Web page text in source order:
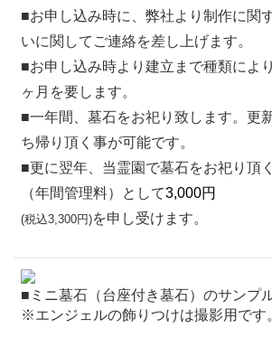
■お申し込み時に、弊社より制作に関
いに関してご連絡を差し上げます。
■お申し込み時より建立まで種類によ
ヶ月を要します。
■一年間、墓石をお祀り致します。更
ち帰り頂く事が可能です。
■更に翌年、当霊園で墓石をお祀り頂
（年間管理料）として3,000円
(税込3,300円)を申し受けます。
■ミニ墓石（台座付き墓石）のサンプ
※エンジェルの飾りつけは撮影用です